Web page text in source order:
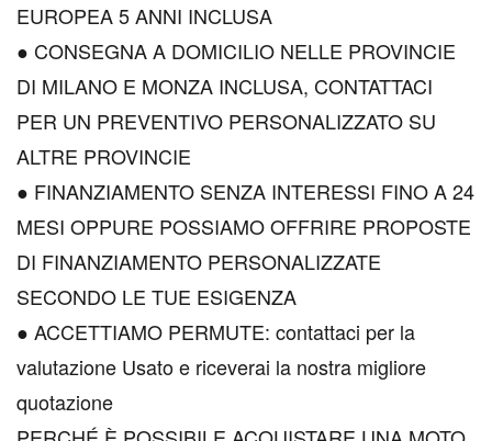
EUROPEA 5 ANNI INCLUSA
● CONSEGNA A DOMICILIO NELLE PROVINCIE
DI MILANO E MONZA INCLUSA, CONTATTACI
PER UN PREVENTIVO PERSONALIZZATO SU
ALTRE PROVINCIE
● FINANZIAMENTO SENZA INTERESSI FINO A 24
MESI OPPURE POSSIAMO OFFRIRE PROPOSTE
DI FINANZIAMENTO PERSONALIZZATE
SECONDO LE TUE ESIGENZA
● ACCETTIAMO PERMUTE: contattaci per la
valutazione Usato e riceverai la nostra migliore
quotazione